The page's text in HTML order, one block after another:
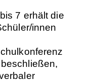
7 erhält die
innen